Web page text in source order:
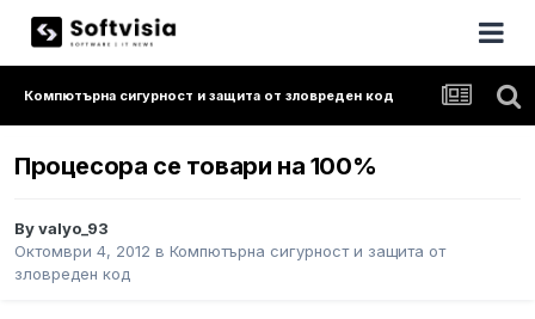
Компютърна сигурност и защита от зловреден код
Процесора се товари на 100%
Byvalyo_93
Октомври 4, 2012 в Компютърна сигурност и защита от
зловреден код